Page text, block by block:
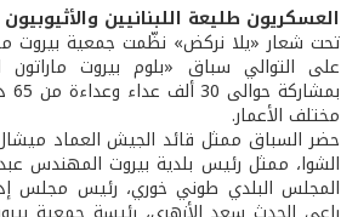
العسكريون طليعة اللبنانيين
تحت شعار «يلا نركض» نظّمت جمعية بيروت
مختلف الأعمار.
حضر السباق ممثل قائد الجيش العماد
الشوا، ممثل رئيس بلدية بيروت المهندس
المجلس البلدي طوني خوري، رئيس مجلس